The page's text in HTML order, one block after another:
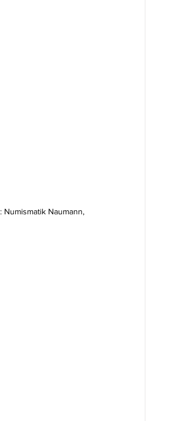
Naumann,